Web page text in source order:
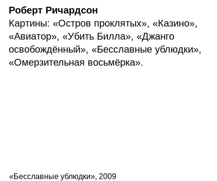
Роберт Ричардсон
Картины: «Остров проклятых», «Казино»,
«Авиатор», «Убить Билла», «Джанго
освобождённый», «Бесславные ублюдки»,
«Омерзительная восьмёрка».
«Бесславные ублюдки», 2009